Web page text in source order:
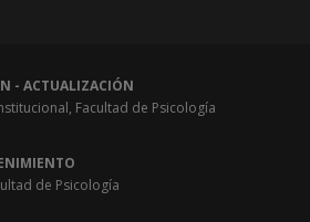
- ACTUALIZACIÓN
Facultad de Psicología
de Psicología